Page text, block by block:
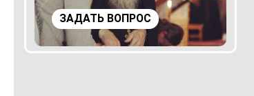
ЗАДАТЬ ВОПРОС